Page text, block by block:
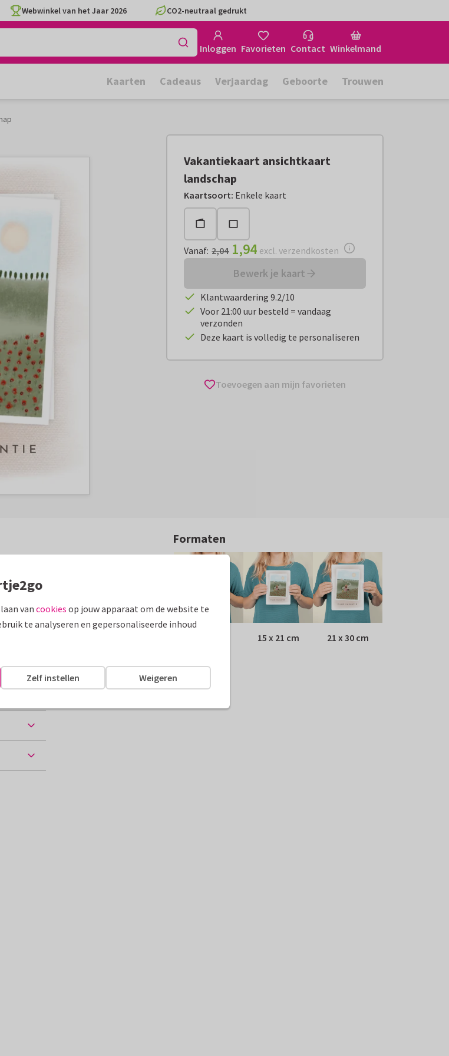
Webwinkel van het Jaar 2026 CO2-neutraal gedrukt
Inloggen Favorieten Contact Winkelmand
Kaarten Cadeaus Verjaardag Geboorte Trouwen
Vakantiekaart ansichtkaart
landschap
Kaartsoort: Enkele kaart
Vanaf:€ 1,94 excl. verzendkosten
Vanaf: 2,04 1,94 excl. verzendkosten
Bewerk je kaart
Klantwaardering 9.2/10
Voor 21:00 uur besteld = vandaag
verzonden
Deze kaart is volledig te personaliseren
Toevoegen aan mijn favorieten
Formaten
15 x 21 cm 21 x 30 cm
vancookies op jouw apparaat om de website te
te analyseren en gepersonaliseerde inhoud
Weigeren
Zelf instellen